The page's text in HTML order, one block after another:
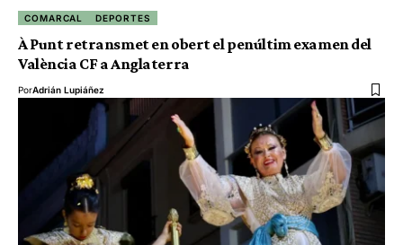
COMARCAL DEPORTES
À Punt retransmet en obert el penúltim examen del
València CF a Anglaterra
PorAdrián Lupiáñez